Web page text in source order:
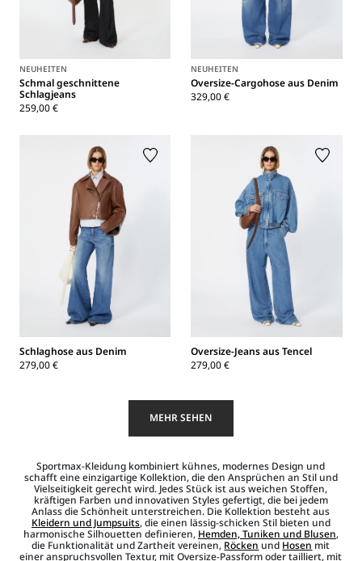
NEUHEITEN
Schmal geschnittene
Schlagjeans
259,00 €
NEUHEITEN
Oversize-Cargohose aus Denim
329,00 €
Schlaghose aus Denim
279,00 €
Oversize-Jeans aus Tencel
279,00 €
MEHR SEHEN
Sportmax-Kleidung kombiniert kühnes, modernes Design und
schafft eine einzigartige Kollektion, die den Ansprüchen an Stil und
Vielseitigkeit gerecht wird. Jedes Stück ist aus weichen Stoffen,
kräftigen Farben und innovativen Styles gefertigt, die bei jedem
Anlass die Schönheit unterstreichen. Die Kollektion besteht aus
Kleidern und Jumpsuits, die einen lässig-schicken Stil bieten und
harmonische Silhouetten definieren, Hemden, Tuniken und Blusen,
die Funktionalität und Zartheit vereinen, Röcken und Hosen mit
einer anspruchsvollen Textur, mit Oversize-Passform oder tailliert, mit